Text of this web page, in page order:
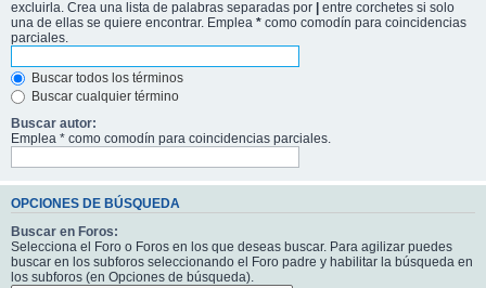
excluirla. Crea una lista de palabras separadas por | entre corchetes si solo
una de ellas se quiere encontrar. Emplea * como comodín para coincidencias
parciales.
Buscar todos los términos
Buscar cualquier término
Buscar autor:
Emplea * como comodín para coincidencias parciales.
OPCIONES DE BÚSQUEDA
Buscar en Foros:
Selecciona el Foro o Foros en los que deseas buscar. Para agilizar puedes
buscar en los subforos seleccionando el Foro padre y habilitar la búsqueda en
los subforos (en Opciones de búsqueda).